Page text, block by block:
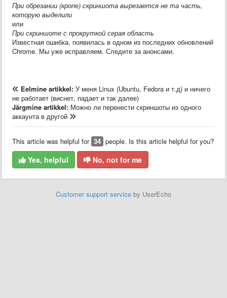
При обрезании (кропе) скриншота вырезается не та часть,
которую выделили
или
При скриншоте с прокруткой серая область
Известная ошибка, появилась в одном из последних обновлений
Chrome. Мы уже исправляем. Следите за анонсами.
Eelmine artikkel: У меня Linux (Ubuntu, Fedora и т.д) и ничего
не работает (виснет, падает и так далее)
Järgmine artikkel: Можно ли перенести скриншоты из одного
аккаунта в другой
This article was helpful for 34 people. Is this article helpful for you?
Yes, helpful No, not for me
Customer support service by UserEcho